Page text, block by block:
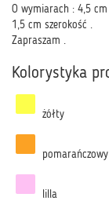
O wymiarach : 4,5
1,5 cm szerokość .
Zapraszam .
Kolorystyka
żółty
pomarańczowy
lilla